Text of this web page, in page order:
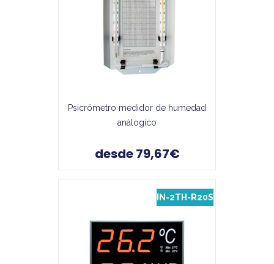
Psicrómetro medidor de humedad
análogico
desde 79,67€
IN-2TH-R20S